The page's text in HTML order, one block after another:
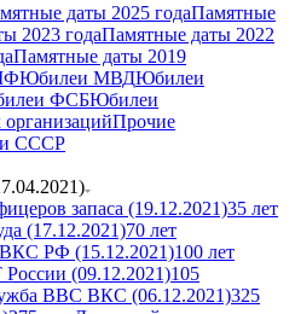
даты 2025 годаПамятные
2023 годаПамятные даты 2022
Памятные даты 2019
Юбилеи МВДЮбилеи
ФСБЮбилеи
Прочие
СССР
запаса (19.12.2021)35 лет
(17.12.2021)70 лет
ВКС РФ (15.12.2021)100 лет
(09.12.2021)105
ВВС ВКС (06.12.2021)325